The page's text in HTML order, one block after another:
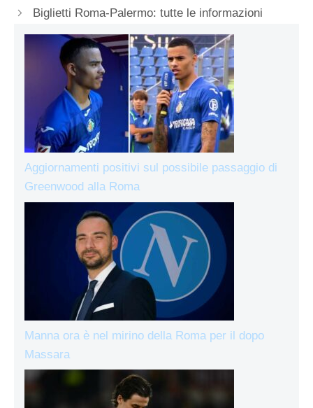
Biglietti Roma-Palermo: tutte le informazioni
Aggiornamenti positivi sul possibile passaggio di
Greenwood alla Roma
Manna ora è nel mirino della Roma per il dopo
Massara